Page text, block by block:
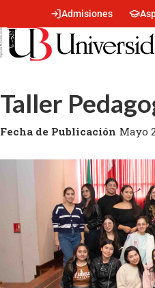
Menu
encabezado
-
Centro
Admisiones
Taller
Fecha de Publicación Mayo